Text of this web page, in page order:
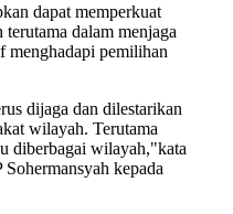
dapat memperkuat
terutama dalam menjaga
menghadapi pemilihan
dijaga dan dilestarikan
wilayah. Terutama
diberbagai wilayah,"kata
kepada